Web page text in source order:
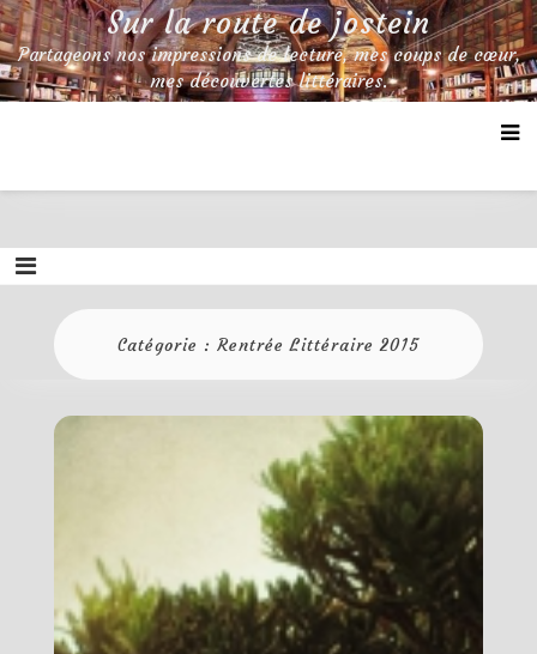
Skip
to
content
Sur la route de jostein
Partageons nos impressions de lecture, mes coups de cœur,
mes découvertes littéraires.
Catégorie : Rentrée Littéraire 2015